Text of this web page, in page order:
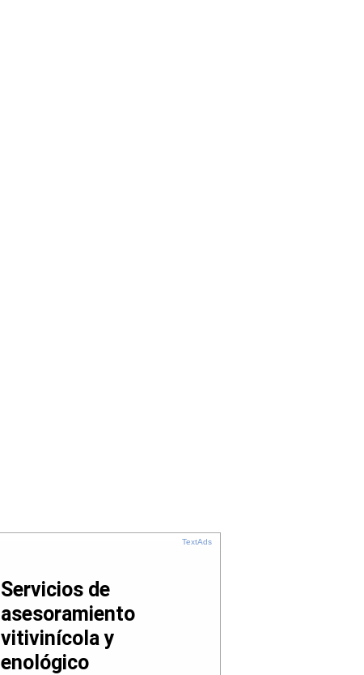
TextAds
Servicios de
asesoramiento
vitivinícola y
enológico